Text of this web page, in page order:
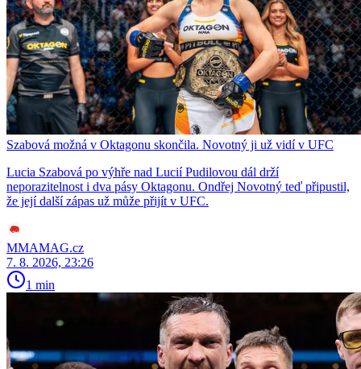
Szabová možná v Oktagonu skončila. Novotný ji už vidí v UFC
Lucia Szabová po výhře nad Lucií Pudilovou dál drží
neporazitelnost i dva pásy Oktagonu. Ondřej Novotný teď připustil,
že její další zápas už může přijít v UFC.
MMAMAG.cz
7. 8. 2026, 23:26
1 min